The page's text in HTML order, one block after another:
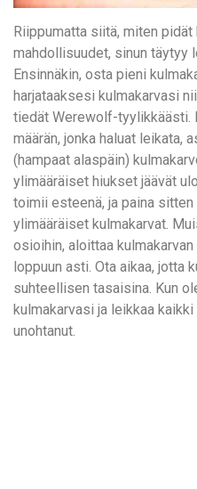
Riippumatta siitä, miten
mahdollisuudet, sinun täytyy
Ensinnäkin, osta pieni
harjataaksesi kulmakarvasi
tiedät Werewolf-tyylikkäästi.
määrän, jonka haluat leikata,
(hampaat alaspäin)
ylimääräiset hiukset jäävät
toimii esteenä, ja paina sitten
ylimääräiset kulmakarvat.
osioihin, aloittaa
loppuun asti. Ota aikaa, jotta
suhteellisen tasaisina. Kun
kulmakarvasi ja leikkaa
unohtanut.